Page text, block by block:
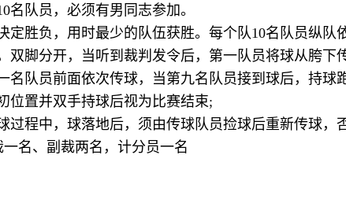
名队员，必须有男同志参加。
定胜负，用时最少的队伍获胜。每个队10名队员纵队
双脚分开，当听到裁判发令后，第一队员将球从胯
名队员前面依次传球，当第九名队员接到球后，持
位置并双手持球后视为比赛结束;
过程中，球落地后，须由传球队员捡球后重新传球，
名、副裁两名，计分员一名